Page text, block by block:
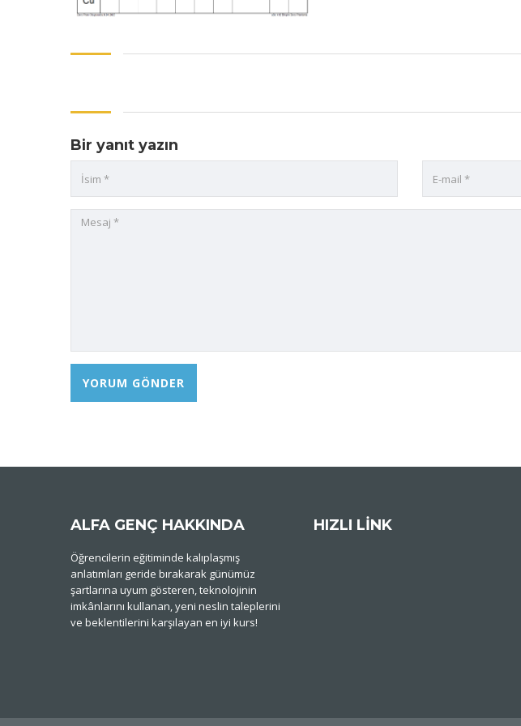
Bir yanıt yazın
ALFA GENÇ HAKKINDA
Öğrencilerin eğitiminde kalıplaşmış
anlatımları geride bırakarak günümüz
şartlarına uyum gösteren, teknolojinin
imkânlarını kullanan, yeni neslin taleplerini
ve beklentilerini karşılayan en iyi kurs!
HIZLI LİNK